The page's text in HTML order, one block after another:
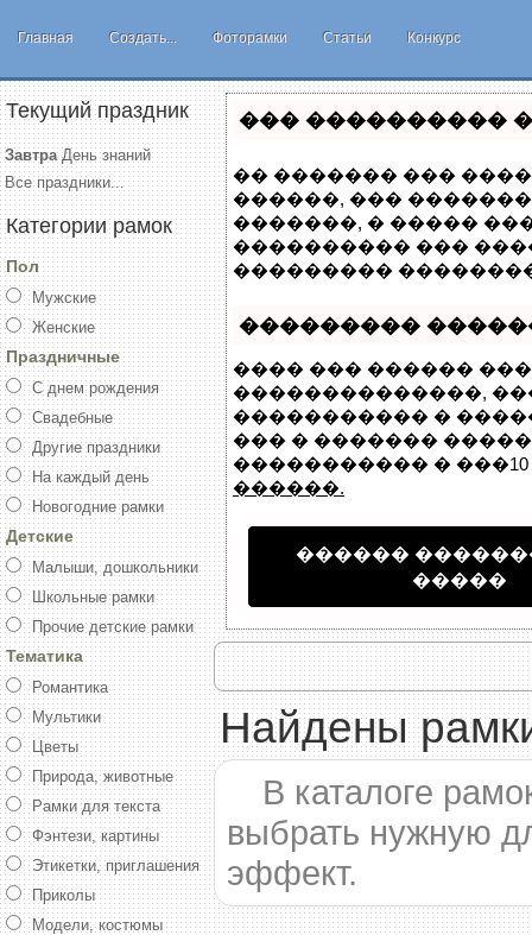
Главная Создать... Фоторамки Статьи Конкурс
Текущий праздник
ЗавтраДень знаний
Все праздники...
Категории рамок
Пол
Мужские
Женские
Праздничные
С днем рождения
Свадебные
Другие праздники
На каждый день
Новогодние рамки
Детские
Малыши, дошкольники
Школьные рамки
Прочие детские рамки
Тематика
Романтика
Мультики
Цветы
Природа, животные
Рамки для текста
Фэнтези, картины
Этикетки, приглашения
Приколы
Модели, костюмы
��� ����������
�� ������� ���
������, ���
�������, � �����
���������� ���
���������
���������
���� ��� ������
��������������,
����������� �
��� � �������
����������� �
������.
������
�����
Найдены
В каталоге
выбрать нужную
эффект.